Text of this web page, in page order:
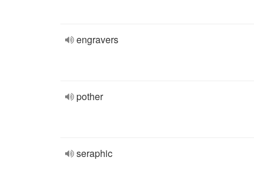
engravers
pother
seraphic